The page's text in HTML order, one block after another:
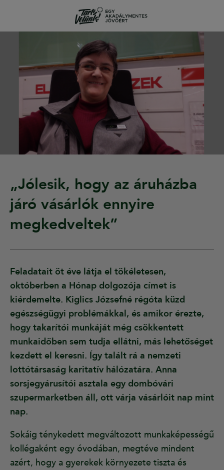
„Jólesik, hogy az áruházba
járó vásárlók ennyire
megkedveltek”
Feladatait öt éve látja el tökéletesen,
októberben a Hónap dolgozója címet is
kiérdemelte. Kiglics Józsefné régóta küzd
egészségügyi problémákkal, és amikor érezte,
hogy takarítói munkáját még csökkentett
munkaidőben sem tudja ellátni, más lehetőséget
kezdett el keresni. Így talált rá a nemzeti
lottótársaság karitatív hálózatára. Anna
sorsjegyárusítói asztala egy dombóvári
szupermarketben áll, ott várja vásárlóit nap mint
nap.
Sokáig ténykedett megváltozott munkaképességű
kollégaként egy óvodában, megtéve mindent
azért, hogy a gyerekek környezete tiszta és